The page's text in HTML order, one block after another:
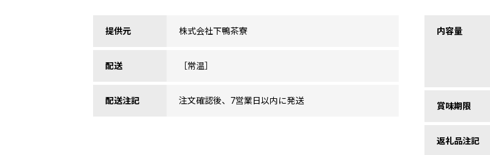
提供元 株式会社下鴨茶寮
配送 ［常温］
配送注記 注文確認後、7営業日以内に発送
内容量
賞味期限
返礼品注記